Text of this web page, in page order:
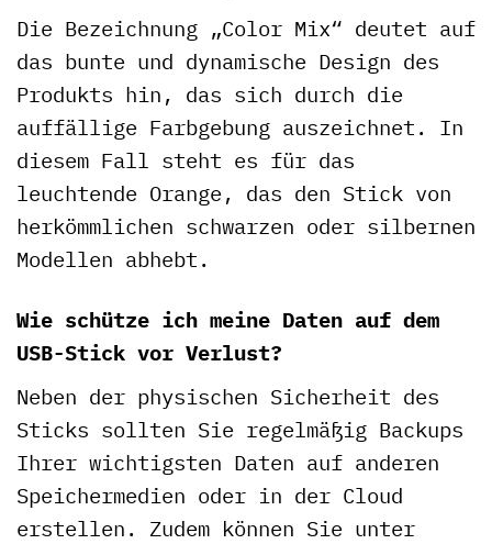
Die Bezeichnung „Color Mix“ deutet auf
das bunte und dynamische Design des
Produkts hin, das sich durch die
auffällige Farbgebung auszeichnet. In
diesem Fall steht es für das
leuchtende Orange, das den Stick von
herkömmlichen schwarzen oder silbernen
Modellen abhebt.
Wie schütze ich meine Daten auf dem
USB-Stick vor Verlust?
Neben der physischen Sicherheit des
Sticks sollten Sie regelmäßig Backups
Ihrer wichtigsten Daten auf anderen
Speichermedien oder in der Cloud
erstellen. Zudem können Sie unter